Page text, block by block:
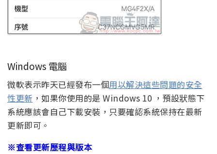
Windows 電腦
微軟表示昨天已經發布一個用以解決這些問題的安全
性更新 ，如果你使用的是 Windows 10 ，預設狀態下
系統應該會自己下載安裝，只要確認系統保持在最新
更新即可。
※查看更新歷程與版本